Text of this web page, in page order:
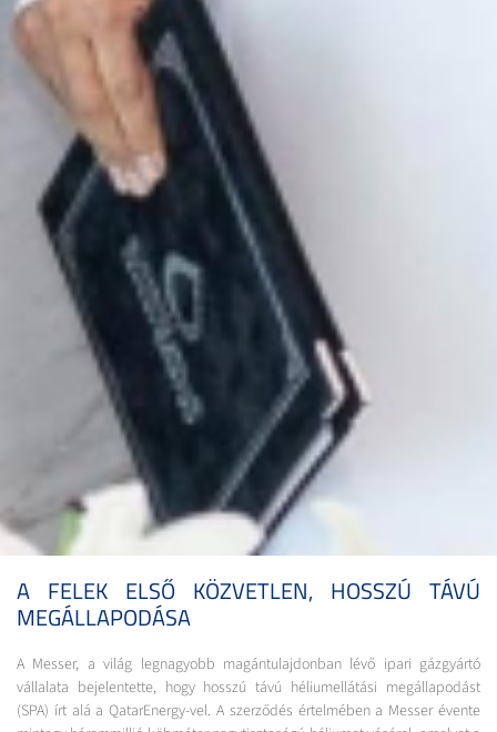
A FELEK ELSŐ KÖZVETLEN, HOSSZÚ TÁVÚ
MEGÁLLAPODÁSA
A Messer, a világ legnagyobb magántulajdonban lévő ipari gázgyártó
vállalata bejelentette, hogy hosszú távú héliumellátási megállapodást
(SPA) írt alá a QatarEnergy-vel. A szerződés értelmében a Messer évente